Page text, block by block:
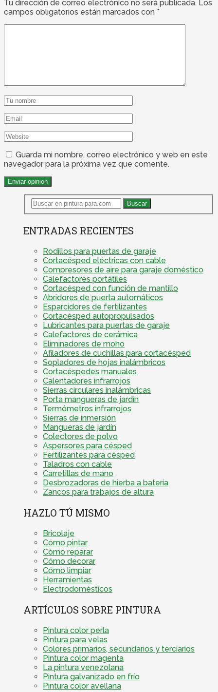
Tu dirección de correo electrónico no será publicada. Los
campos obligatorios están marcados con *
Guarda mi nombre, correo electrónico y web en este
navegador para la próxima vez que comente.
ENTRADAS RECIENTES
Rodillos para puertas de garaje
Cortacésped eléctricas con cable
Compresores de aire para garaje doméstico
Calefactores portátiles
Cortacésped con función de mantillo
Abridores de puerta automáticos
Esparcidores de fertilizantes
Cortacésped autopropulsados
Lubricantes para puertas de garaje
Calefactores de cerámica
Eliminadores de moho
Afiladores de cuchillas para cortacésped
Sopladores de hojas inalámbricos
Cortacéspedes manuales
Calentadores infrarrojos
Sierras circulares inalámbricas
Porta mangueras de jardín
Termómetros infrarrojos
Sierras de inmersión
Mangueras de jardín
Colectores de polvo
Aspersores para césped
Fertilizantes para césped
Taladros con cable
Carretillas de mano
Desbrozadoras de hierba a batería
Zancos para trabajos de altura
HAZLO TÚ MISMO
Bricolaje
Cómo pintar
Cómo reparar
Cómo decorar
Cómo limpiar
Herramientas
Electrodomésticos
ARTÍCULOS SOBRE PINTURA
Pintura color perla
Pintura para velas
Colores primarios, secundarios y terciarios
Pintura color magenta
La pintura venezolana
Pintura galvanizado en frío
Pintura color avellana